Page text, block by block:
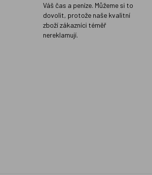
Váš čas a peníze. Můžeme si to
dovolit, protože naše kvalitní
zboží zákazníci téměř
nereklamují.